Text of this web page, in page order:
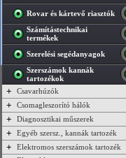
Rovar és kártevő riasztók
Számítástechnikai
termékek
Szerelési segédanyagok
Szerszámok kannák
tartozékok
+ Csavarhúzók
+ Csomagleszorító hálók
+ Diagnosztikai műszerek
+ Egyéb szersz., kannák tartozék
+ Elektromos szerszámok tartozék